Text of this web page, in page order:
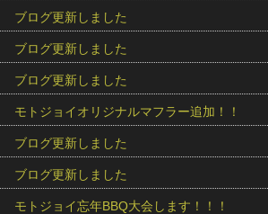
ブログ更新しました
ブログ更新しました
ブログ更新しました
モトジョイオリジナルマフラー追加！！
ブログ更新しました
ブログ更新しました
モトジョイ忘年BBQ大会します！！！